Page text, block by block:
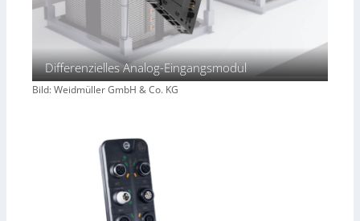
Differenzielles Analog-Eingangsmodul
Bild: Weidmüller GmbH & Co. KG